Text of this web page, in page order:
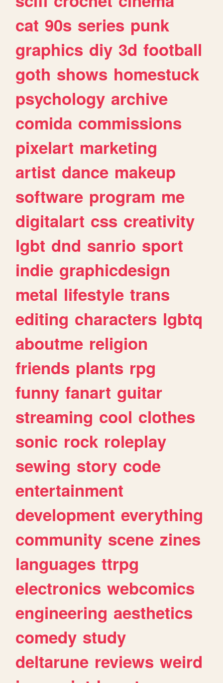
cat 90s series punk
graphics diy 3d football
goth shows homestuck
psychology archive
comida commissions
pixelart marketing
artist dance makeup
software program me
digitalart css creativity
lgbt dnd sanrio sport
indie graphicdesign
metal lifestyle trans
editing characters lgbtq
aboutme religion
friends plants rpg
funny fanart guitar
streaming cool clothes
sonic rock roleplay
sewing story code
entertainment
development everything
community scene zines
languages ttrpg
electronics webcomics
engineering aesthetics
comedy study
deltarune reviews weird